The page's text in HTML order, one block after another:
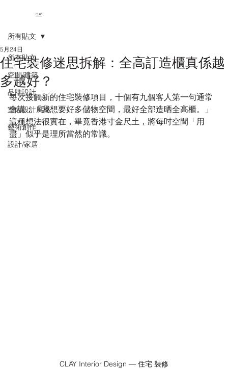
CLAY
所有貼文
空間/建築
品牌設計
室內設計風格
藝術創作
設計/家居
所有貼文
住宅裝修迷思拆解：全高訂造櫃真係越
多越好？
5月24日
每次接觸新的住宅裝修項目，十個有九個客人第一句通常
會講：「我想要好多儲物空間，最好全部造晒全高櫃。」
這種想法很實在，畢竟香港寸金尺土，將每吋空間「用
盡」似乎是理所當然的常識。
CLAY Interior Design — 住宅 裝修